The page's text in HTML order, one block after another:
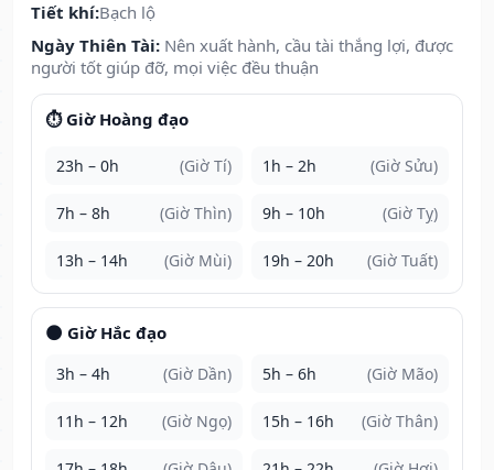
Tiết khí:Bạch lộ
Ngày Thiên Tài: Nên xuất hành, cầu tài thắng lợi, được
người tốt giúp đỡ, mọi việc đều thuận
⏱️ Giờ Hoàng đạo
23h – 0h (Giờ Tí) 1h – 2h (Giờ Sửu)
7h – 8h (Giờ Thìn) 9h – 10h (Giờ Tỵ)
13h – 14h (Giờ Mùi) 19h – 20h (Giờ Tuất)
🌑 Giờ Hắc đạo
3h – 4h (Giờ Dần) 5h – 6h (Giờ Mão)
11h – 12h (Giờ Ngọ) 15h – 16h (Giờ Thân)